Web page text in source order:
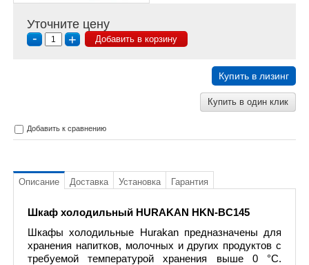
- + Добавить в корзину
Уточните цену
Купить в лизинг
Купить в один клик
Добавить к сравнению
Описание Доставка Установка Гарантия
Шкаф холодильный HURAKAN HKN-BC145
Шкафы холодильные Hurakan предназначены для
хранения напитков, молочных и других продуктов с
требуемой температурой хранения выше 0 °С.